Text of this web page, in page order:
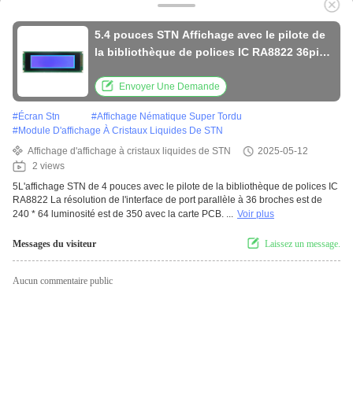
5.4 pouces STN Affichage avec le pilote de
la bibliothèque de polices IC RA8822 36pin
240 * 64 luminosité 350 Avec carte PCB
Envoyer Une Demande
#Écran Stn #Affichage Nématique Super Tordu
#Module D'affichage À Cristaux Liquides De STN
Affichage d'affichage à cristaux liquides de STN
2025-05-12
2 views
5L'affichage STN de 4 pouces avec le pilote de la bibliothèque de polices IC
RA8822 La résolution de l'interface de port parallèle à 36 broches est de
240 * 64 luminosité est de 350 avec la carte PCB. ... Voir plus
Messages du visiteur Laissez un message.
Aucun commentaire public